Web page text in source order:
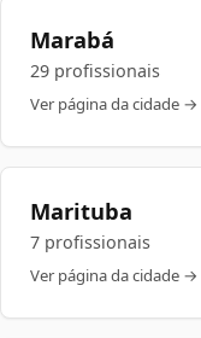
Marabá
29 profissionais
Ver página da cidade →
Marituba
7 profissionais
Ver página da cidade →